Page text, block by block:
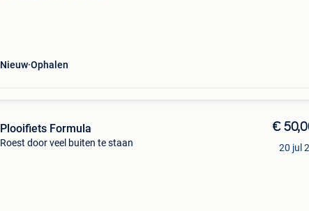
Nieuw Ophalen
Plooifiets Formula
Roest door veel buiten te staan
€
20 jul